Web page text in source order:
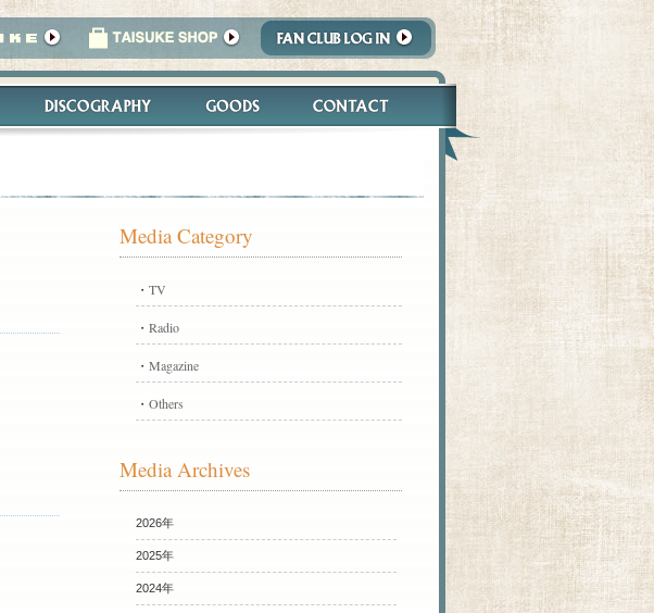
Media Category
・ TV
・ Radio
・ Magazine
・ Others
Media Archives
2026年
2025年
2024年